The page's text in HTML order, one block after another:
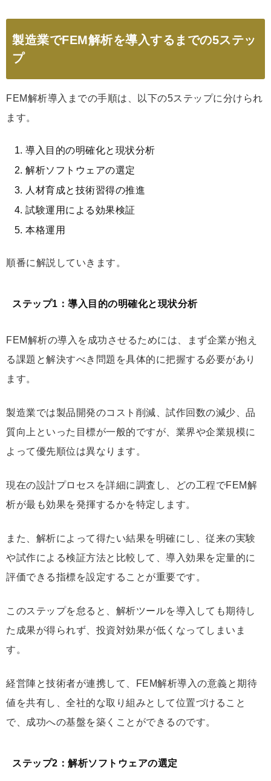
製造業でFEM解析を導入するまでの5ステッ
プ
FEM解析導入までの手順は、以下の5ステップに分けられ
ます。
導入目的の明確化と現状分析
解析ソフトウェアの選定
人材育成と技術習得の推進
試験運用による効果検証
本格運用
順番に解説していきます。
ステップ1：導入目的の明確化と現状分析
FEM解析の導入を成功させるためには、まず企業が抱え
る課題と解決すべき問題を具体的に把握する必要があり
ます。
製造業では製品開発のコスト削減、試作回数の減少、品
質向上といった目標が一般的ですが、業界や企業規模に
よって優先順位は異なります。
現在の設計プロセスを詳細に調査し、どの工程でFEM解
析が最も効果を発揮するかを特定します。
また、解析によって得たい結果を明確にし、従来の実験
や試作による検証方法と比較して、導入効果を定量的に
評価できる指標を設定することが重要です。
このステップを怠ると、解析ツールを導入しても期待し
た成果が得られず、投資対効果が低くなってしまいま
す。
経営陣と技術者が連携して、FEM解析導入の意義と期待
値を共有し、全社的な取り組みとして位置づけること
で、成功への基盤を築くことができるのです。
ステップ2：解析ソフトウェアの選定